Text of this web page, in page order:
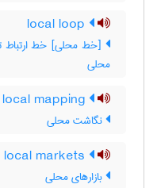
[خط محلی] خط ارتباط
محلی
نگاشت محلی
بازارهای محلی